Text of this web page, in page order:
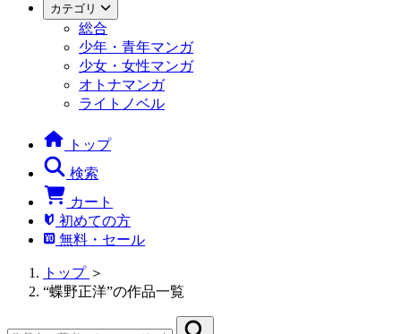
カテゴリ
総合
少年・青年マンガ
少女・女性マンガ
オトナマンガ
ライトノベル
トップ
検索
カート
初めての方
無料・セール
トップ ＞
“蝶野正洋”の作品一覧